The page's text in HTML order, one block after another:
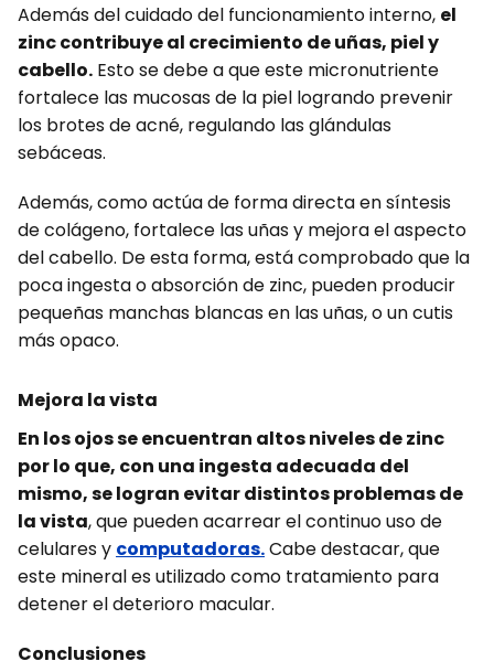
Además del cuidado del funcionamiento interno, el
zinc contribuye al crecimiento de uñas, piel y
cabello. Esto se debe a que este micronutriente
fortalece las mucosas de la piel logrando prevenir
los brotes de acné, regulando las glándulas
sebáceas.
Además, como actúa de forma directa en síntesis
de colágeno, fortalece las uñas y mejora el aspecto
del cabello. De esta forma, está comprobado que la
poca ingesta o absorción de zinc, pueden producir
pequeñas manchas blancas en las uñas, o un cutis
más opaco.
Mejora la vista
En los ojos se encuentran altos niveles de zinc
por lo que, con una ingesta adecuada del
mismo, se logran evitar distintos problemas de
la vista, que pueden acarrear el continuo uso de
celulares y computadoras.Cabe destacar, que
este mineral es utilizado como tratamiento para
detener el deterioro macular.
Conclusiones